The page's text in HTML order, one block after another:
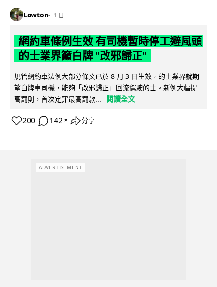
Lawton 1 日
網約車條例生效 有司機暫時停工避風頭
的士業界籲白牌 "改邪歸正"
規管網約車法例大部分條文已於 8 月 3 日生效，的士業界就期
望白牌車司機，能夠「改邪歸正」回流駕駛的士。新例大幅提
高罰則，首次定罪最高罰款...
閱讀全文
200 142 ↗ 分享
ADVERTISEMENT